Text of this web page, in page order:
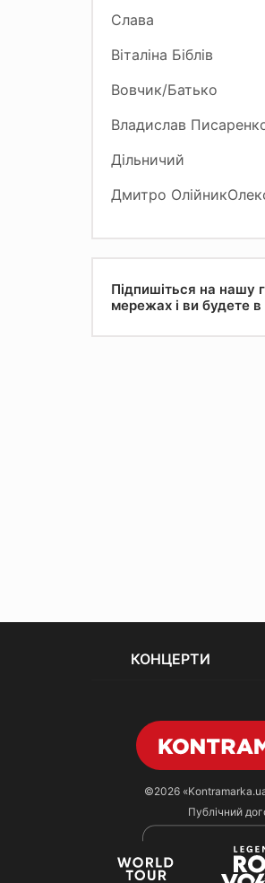
Слава
Віталіна Біблів
Вовчик/Батько
Владислав
Дільничий
Дмитро
Підпишіться на нашу
мережах і ви будете в
КОНЦЕРТИ
©2026
Публічний